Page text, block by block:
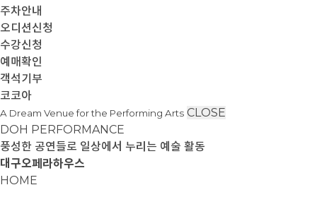
주차안내
오디션신청
수강신청
예매확인
객석기부
코코아
A Dream Venue for the Performing Arts CLOSE
DOH PERFORMANCE
풍성한 공연들로 일상에서 누리는 예술 활동
대구오페라하우스
HOME